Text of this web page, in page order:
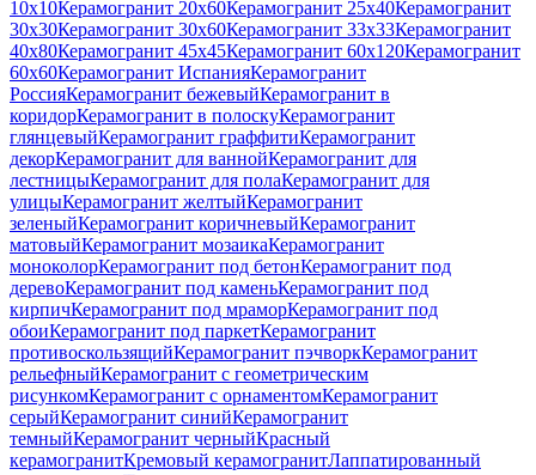
10x10Керамогранит 20x60Керамогранит 25x40Керамогранит
30x30Керамогранит 30x60Керамогранит 33x33Керамогранит
40x80Керамогранит 45x45Керамогранит 60x120Керамогранит
60x60Керамогранит ИспанияКерамогранит
РоссияКерамогранит бежевыйКерамогранит в
коридорКерамогранит в полоскуКерамогранит
глянцевыйКерамогранит граффитиКерамогранит
декорКерамогранит для ваннойКерамогранит для
лестницыКерамогранит для полаКерамогранит для
улицыКерамогранит желтыйКерамогранит
зеленыйКерамогранит коричневыйКерамогранит
матовыйКерамогранит мозаикаКерамогранит
моноколорКерамогранит под бетонКерамогранит под
деревоКерамогранит под каменьКерамогранит под
кирпичКерамогранит под мраморКерамогранит под
обоиКерамогранит под паркетКерамогранит
противоскользящийКерамогранит пэчворкКерамогранит
рельефныйКерамогранит с геометрическим
рисункомКерамогранит с орнаментомКерамогранит
серыйКерамогранит синийКерамогранит
темныйКерамогранит черныйКрасный
керамогранитКремовый керамогранитЛаппатированный